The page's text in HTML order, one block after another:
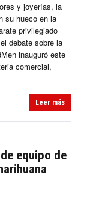
y joyerías, la
su hueco en la
privilegiado
debate sobre la
inauguró este
comercial,
Leer más
equipo de